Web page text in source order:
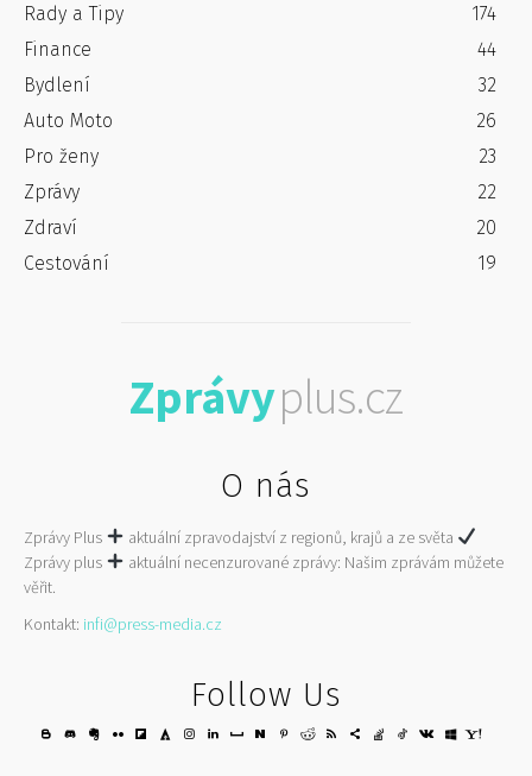
Rady a Tipy
174
Finance
44
Bydlení
32
Auto Moto
26
Pro ženy
23
Zprávy
22
Zdraví
20
Cestování
19
Zprávyplus.cz
O nás
Zprávy Plus
aktuální zpravodajství z regionů, krajů a ze světa
Zprávy plus
aktuální necenzurované zprávy: Našim zprávám můžete
věřit.
Kontakt: infi@press-media.cz
Follow Us